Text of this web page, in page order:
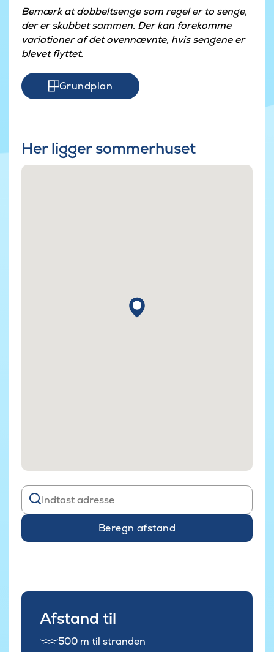
Bemærk at dobbeltsenge som regel er to senge,
der er skubbet sammen. Der kan forekomme
variationer af det ovennævnte, hvis sengene er
blevet flyttet.
Grundplan
Her ligger sommerhuset
Beregn afstand
Afstand til
500 m til stranden